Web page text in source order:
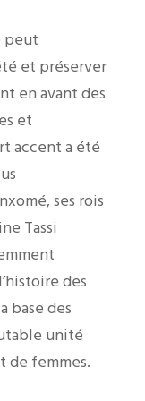
peut
et préserver
en avant des
et
accent a été
ses rois
Tassi
des
base des
unité
de femmes.